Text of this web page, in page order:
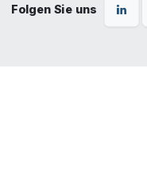
Folgen Sie uns